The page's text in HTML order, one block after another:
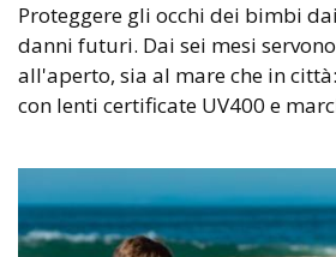
Proteggere gli occhi dei bimbi
danni futuri. Dai sei mesi
all'aperto, sia al mare che in
con lenti certificate UV400 e